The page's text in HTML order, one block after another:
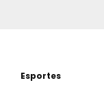
Esportes